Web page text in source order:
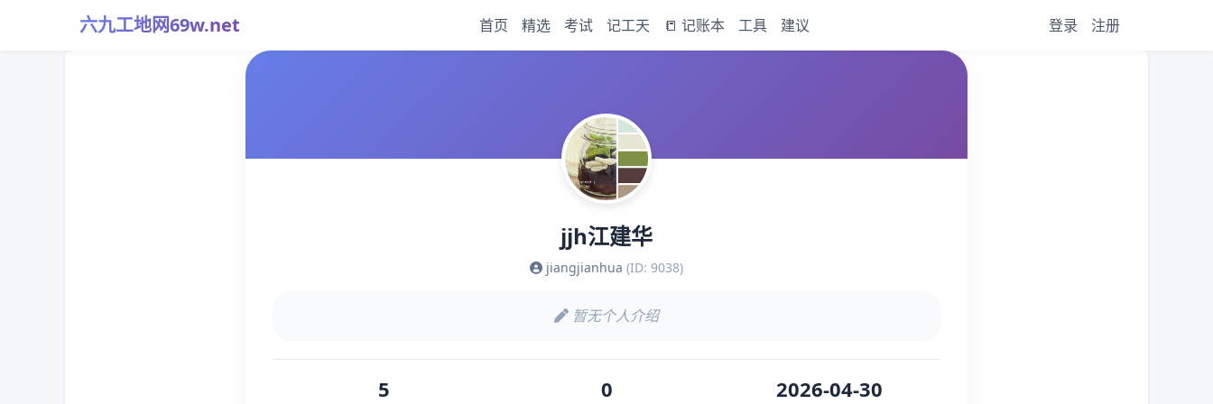
六九工地网69w.net 首页 精选 考试 记工天 📒 记账本 工具 建议 登录 注册
jjh江建华
jiangjianhua (ID: 9038)
暂无个人介绍
5 0 2026-04-30